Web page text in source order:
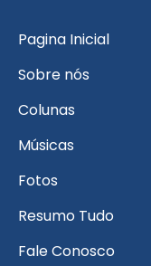
Pagina Inicial
Sobre nós
Colunas
Músicas
Fotos
Resumo Tudo
Fale Conosco